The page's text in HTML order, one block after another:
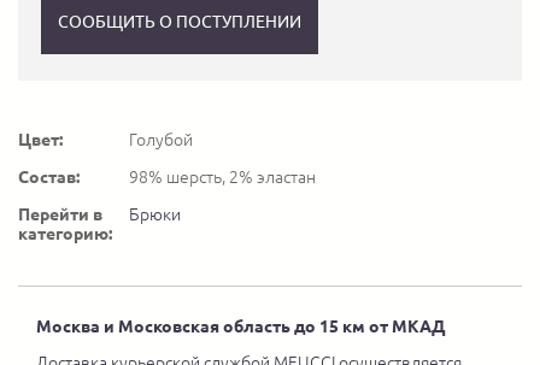
СООБЩИТЬ О ПОСТУПЛЕНИИ
Цвет:
Голубой
Состав:
98% шерсть, 2% эластан
Перейти в
категорию:
Брюки
Москва и Московская область до 15 км от МКАД